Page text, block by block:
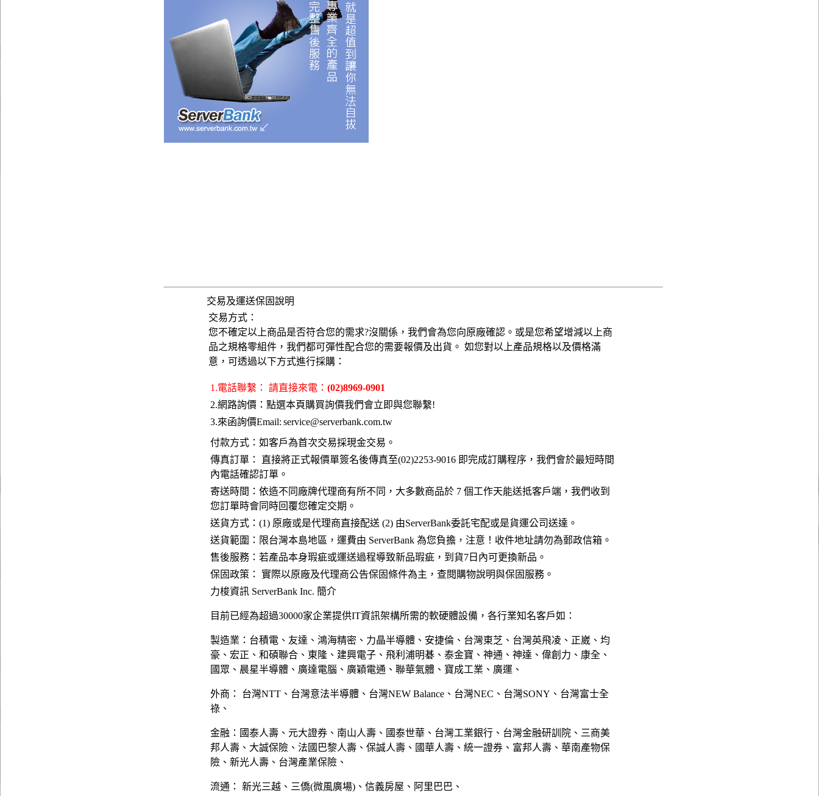
交易及運送保固說明
交易方式：
您不確定以上商品是否符合您的需求?沒關係，我們會為您向原廠確認。或是您希望增減以上商
品之規格零組件，我們都可彈性配合您的需要報價及出貨。 如您對以上產品規格以及價格滿
意，可透過以下方式進行採購：
1.電話聯繫： 請直接來電： (02)8969-0901
2.網路詢價：點選本頁購買詢價我們會立即與您聯繫!
3.來函詢價Email: service@serverbank.com.tw
付款方式：如客戶為首次交易採現金交易。
傳真訂單： 直接將正式報價單簽名後傳真至(02)2253-9016 即完成訂購程序，我們會於最短時間
內電話確認訂單。
寄送時間：依造不同廠牌代理商有所不同，大多數商品於 7 個工作天能送抵客戶端，我們收到
您訂單時會同時回覆您確定交期。
送貨方式：(1) 原廠或是代理商直接配送 (2) 由ServerBank委託宅配或是貨運公司送達。
送貨範圍：限台灣本島地區，運費由 ServerBank 為您負擔，注意！收件地址請勿為郵政信箱。
售後服務：若產品本身瑕疵或運送過程導致新品瑕疵，到貨7日內可更換新品。
保固政策： 實際以原廠及代理商公告保固條件為主，查閱購物說明與保固服務。
力梭資訊 ServerBank Inc. 簡介
目前已經為超過30000家企業提供IT資訊架構所需的軟硬體設備，各行業知名客戶如：
製造業：台積電、友達、鴻海精密、力晶半導體、安捷倫、台灣東芝、台灣英飛凌、正崴、均
豪、宏正、和碩聯合、東隆、建興電子、飛利浦明碁、泰金寶、神通、神達、偉創力、康全、
國眾、晨星半導體、廣達電腦、廣穎電通、聯華氣體、寶成工業、廣運、
外商： 台灣NTT、台灣意法半導體、台灣NEW Balance、台灣NEC、台灣SONY、台灣富士全
祿、
金融：國泰人壽、元大證券、南山人壽、國泰世華、台灣工業銀行、台灣金融研訓院、三商美
邦人壽、大誠保險、法國巴黎人壽、保誠人壽、國華人壽、統一證券、富邦人壽、華南產物保
險、新光人壽、台灣產業保險、
流通： 新光三越、三僑(微風廣場)、信義房屋、阿里巴巴、